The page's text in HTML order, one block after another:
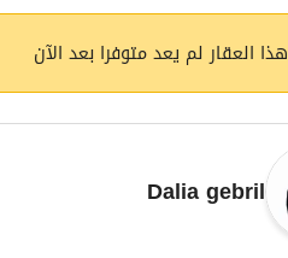
هذا العقار لم يعد متوفرا بعد الآن
Dalia gebril